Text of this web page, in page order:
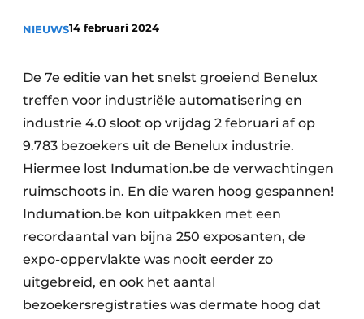
NIEUWS14 februari 2024
De 7e editie van het snelst groeiend Benelux
treffen voor industriële automatisering en
industrie 4.0 sloot op vrijdag 2 februari af op
9.783 bezoekers uit de Benelux industrie.
Hiermee lost Indumation.be de verwachtingen
ruimschoots in. En die waren hoog gespannen!
Indumation.be kon uitpakken met een
recordaantal van bijna 250 exposanten, de
expo-oppervlakte was nooit eerder zo
uitgebreid, en ook het aantal
bezoekersregistraties was dermate hoog dat